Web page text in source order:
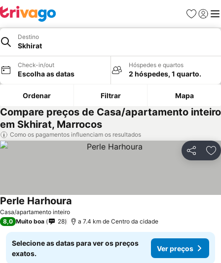
Favoritos
Iniciar
Destino
Skhirat
Check-in/out
Escolha as datas
Hóspedes e quartos
2 hóspedes, 1 quarto.
Ordenar Filtrar Mapa
Compare preços de Casa/apartamento inteiro
em Skhirat, Marrocos
Como os pagamentos influenciam os resultados
Partilhar
Casa/apartamento inteiro
Perle Harhoura
8,0 Muito boa 28 a 7.4 km de Centro da cidade
Selecione as datas para ver os preços
exatos.
Ver preços